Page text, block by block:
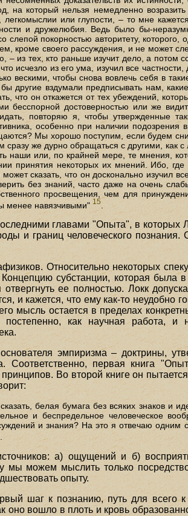
на который нельзя немедленно
легкомыслии или глупости, – то мне
и дружелюбия. Ведь было бы-
покорностью авторитету, которого,
кроме своего рассуждения, и не может
– из тех, кто раньше изучит дело, а
исчезло из его ума, изучил все
вескими, чтобы снова вовлечь себя в
другие вздумали предписывать нам,
что он откажется от тех убеждений,
бесспорной достоверностью или же
повторяю я, чтобы утвержденные
особенно при наличии подозрения
Мы хорошо поступим, если будем
же дурно обращаться с другими, как
наши или, по крайней мере, те мнения,
принятия некоторых их мнений. Ибо, где
может сказать, что он досконально
без знаний, часто даже на очень
просвещения, чем для
менее навязчивыми" 15.
главами "Опыта", в которых
и границ человеческого
Относительно некоторых
Концепцию субстанции, которая
ее полностью. Локк
и кажется, что ему как-то неудобно
мысль остается в пределах
постепенно, как научная работа,
эмпиризма – доктрины,
Соответственно, первая книга
Во второй книге он
белая бумага без всяких знаков и
и беспредельное человеческое
и знания? На это я отвечаю
а) ощущений и б)
мы можем мыслить только
опыту.
шаг к познанию, путь для
оно вошло в плоть и кровь